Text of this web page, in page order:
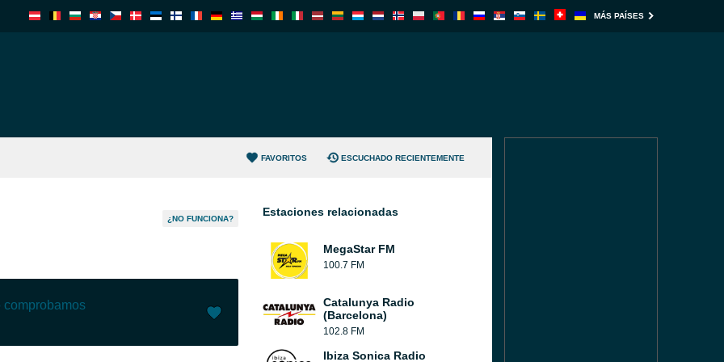
MÁS PAÍSES
FAVORITOS ESCUCHADO RECIENTEMENTE
¿NO FUNCIONA?
comprobamos
Estaciones relacionadas
MegaStar FM
100.7 FM
Catalunya Radio
(Barcelona)
102.8 FM
Ibiza Sonica Radio